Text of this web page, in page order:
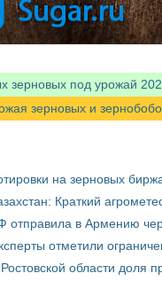
под урожай
зерновых и
на зерновых
Краткий
отправила в Армению
отметили
области доля